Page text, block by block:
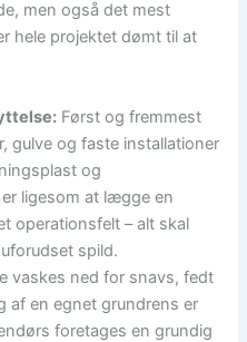
men også det mest
hele projektet dømt til at
Først og fremmest
gulve og faste installationer
og
ligesom at lægge en
operationsfelt – alt skal
spild.
vaskes ned for snavs, fedt
af en egnet grundrens er
foretages en grundig